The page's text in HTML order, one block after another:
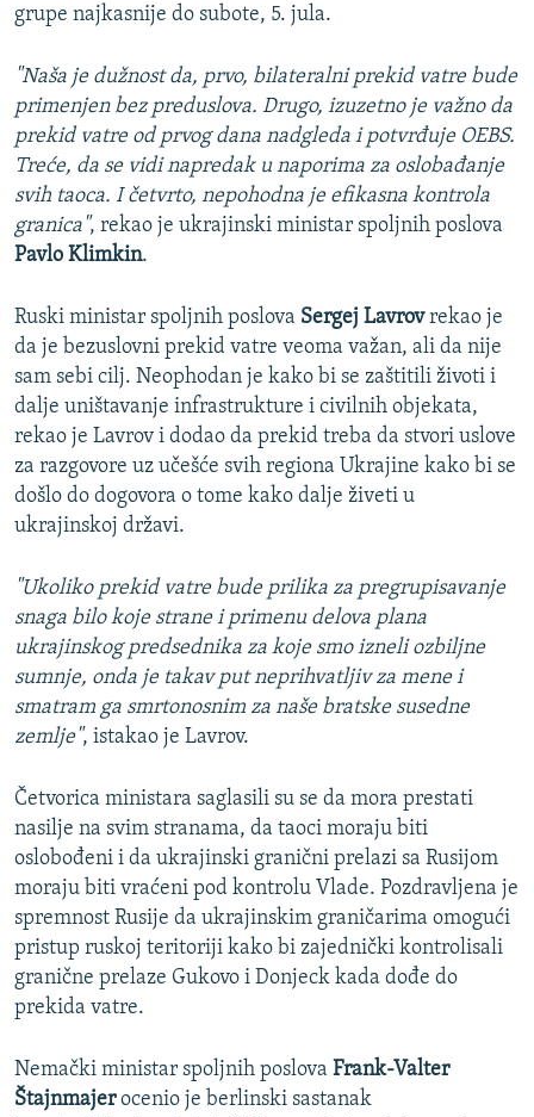
grupe najkasnije do subote, 5. jula.
"Naša je dužnost da, prvo, bilateralni prekid vatre bude
primenjen bez preduslova. Drugo, izuzetno je važno da
prekid vatre od prvog dana nadgleda i potvrđuje OEBS.
Treće, da se vidi napredak u naporima za oslobađanje
svih taoca. I četvrto, nepohodna je efikasna kontrola
granica", rekao je ukrajinski ministar spoljnih poslova
Pavlo Klimkin.
Ruski ministar spoljnih poslova Sergej Lavrovrekao je
da je bezuslovni prekid vatre veoma važan, ali da nije
sam sebi cilj. Neophodan je kako bi se zaštitili životi i
dalje uništavanje infrastrukture i civilnih objekata,
rekao je Lavrov i dodao da prekid treba da stvori uslove
za razgovore uz učešće svih regiona Ukrajine kako bi se
došlo do dogovora o tome kako dalje živeti u
ukrajinskoj državi.
"Ukoliko prekid vatre bude prilika za pregrupisavanje
snaga bilo koje strane i primenu delova plana
ukrajinskog predsednika za koje smo izneli ozbiljne
sumnje, onda je takav put neprihvatljiv za mene i
smatram ga smrtonosnim za naše bratske susedne
zemlje", istakao je Lavrov.
Četvorica ministara saglasili su se da mora prestati
nasilje na svim stranama, da taoci moraju biti
oslobođeni i da ukrajinski granični prelazi sa Rusijom
moraju biti vraćeni pod kontrolu Vlade. Pozdravljena je
spremnost Rusije da ukrajinskim graničarima omogući
pristup ruskoj teritoriji kako bi zajednički kontrolisali
granične prelaze Gukovo i Donjeck kada dođe do
prekida vatre.
Nemački ministar spoljnih poslova Frank-Valter
Štajnmajerocenio je berlinski sastanak